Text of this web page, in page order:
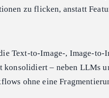
zu flicken, anstatt
Text-to-Image-, Image-to-
konsolidiert – neben LLMs
ohne eine